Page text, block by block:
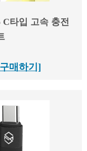
타입 고속 충전
매하기]